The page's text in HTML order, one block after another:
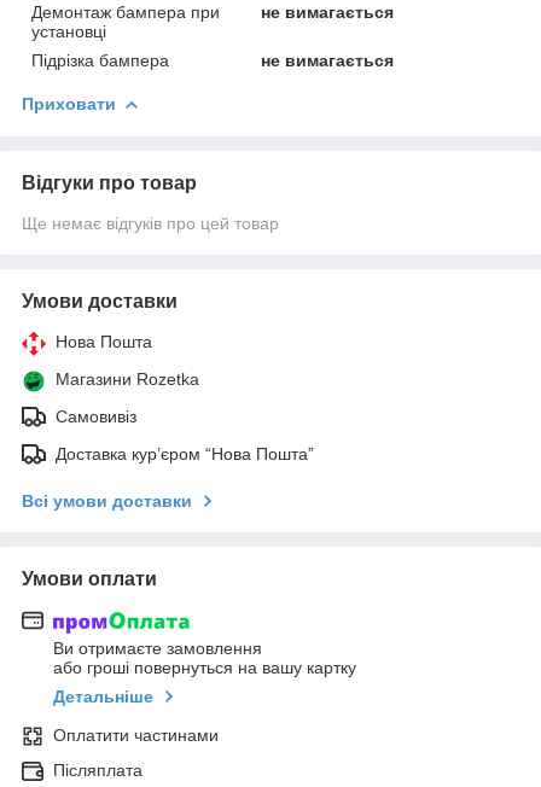
Демонтаж бампера при
установці
не вимагається
Підрізка бампера не вимагається
Приховати
Відгуки про товар
Ще немає відгуків про цей товар
Умови доставки
Нова Пошта
Магазини Rozetka
Самовивіз
Доставка кур’єром “Нова Пошта”
Всі умови доставки
Умови оплати
Ви отримаєте замовлення
або гроші повернуться на вашу картку
Детальніше
Оплатити частинами
Післяплата